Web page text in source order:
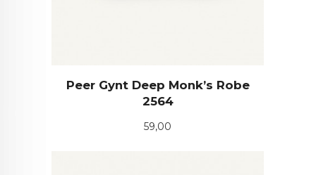
Peer Gynt Deep Monk’s Robe
2564
Pris
59,00